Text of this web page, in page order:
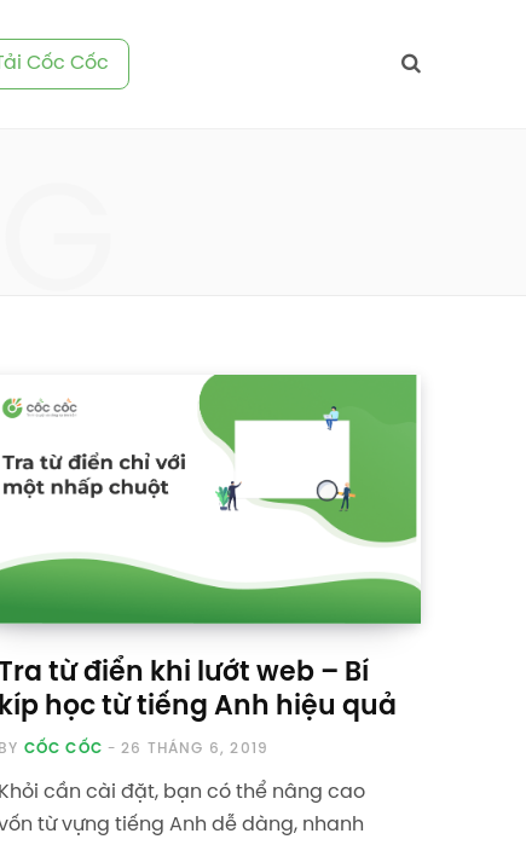
Cốc Cốc
từ điển khi lướt web – Bí
kíp học từ tiếng Anh hiệu quả
BY CỐC CỐC 26 THÁNG 6, 2019
Khỏi cần cài đặt, bạn có thể nâng cao
từ vựng tiếng Anh dễ dàng, nhanh